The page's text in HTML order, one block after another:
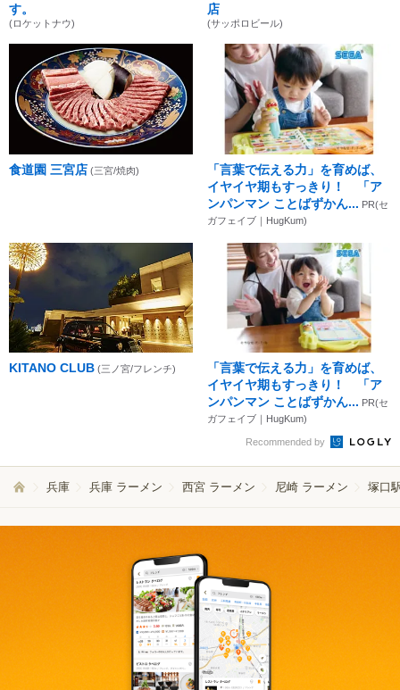
す。
(ロケットナウ)
店
(サッポロビール)
食道園 三宮店 (三宮/焼肉)
「言葉で伝える力」を育めば、
イヤイヤ期もすっきり！ 「ア
ンパンマン ことばずかん... PR(セ
ガフェイブ｜HugKum)
KITANO CLUB (三ノ宮/フレンチ)
「言葉で伝える力」を育めば、
イヤイヤ期もすっきり！ 「ア
ンパンマン ことばずかん... PR(セ
ガフェイブ｜HugKum)
Recommended by
兵庫 兵庫 ラーメン 西宮 ラーメン 尼崎 ラーメン 塚口